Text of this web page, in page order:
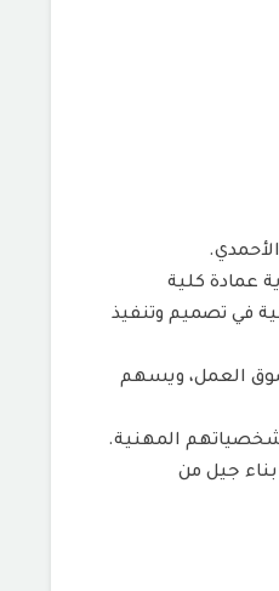
والأستاذة/ أمل الحارثي – سكرتارية عمادة كلية
في تصميم وتنفيذ
سوق العمل، ويسهم
شخصياتهم المهنية.
جيل من